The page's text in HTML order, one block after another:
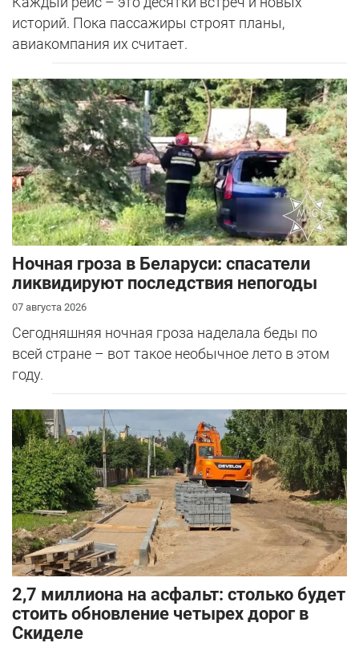
историй. Пока пассажиры строят планы,
авиакомпания их считает.
Ночная гроза в Беларуси: спасатели
ликвидируют последствия непогоды
07 августа 2026
Сегодняшняя ночная гроза наделала беды по
всей стране – вот такое необычное лето в этом
году.
2,7 миллиона на асфальт: столько будет
стоить обновление четырех дорог в
Скиделе